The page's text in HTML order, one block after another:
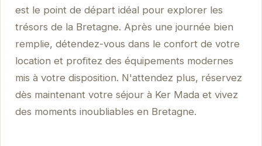
est le point de départ idéal pour explorer les
trésors de la Bretagne. Après une journée bien
remplie, détendez-vous dans le confort de votre
location et profitez des équipements modernes
mis à votre disposition. N'attendez plus, réservez
dès maintenant votre séjour à Ker Mada et vivez
des moments inoubliables en Bretagne.